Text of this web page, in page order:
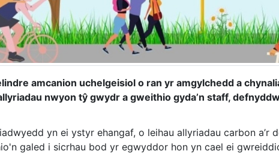
amcanion uchelgeisiol o ran yr amgylchedd a
nwyon tŷ gwydr a gweithio gyda’n staff,
yn ei ystyr ehangaf, o leihau allyriadau carbon a’r
galed i sicrhau bod yr egwyddor hon yn cael ei